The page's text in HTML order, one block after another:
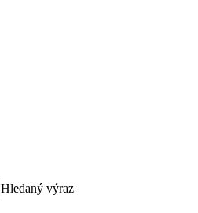
Hledaný výraz